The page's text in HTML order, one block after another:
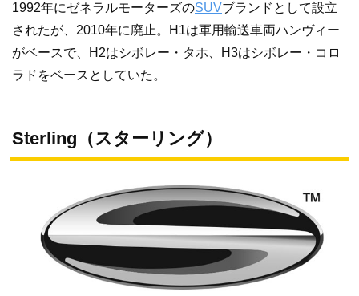
1992年にゼネラルモーターズのSUVブランドとして設立
されたが、2010年に廃止。H1は軍用輸送車両ハンヴィー
がベースで、H2はシボレー・タホ、H3はシボレー・コロ
ラドをベースとしていた。
Sterling（スターリング）